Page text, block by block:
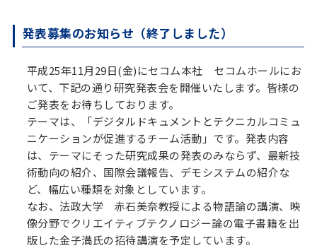
発表募集のお知らせ（終了しました）
平成25年11月29日(金)にセコム本社 セコムホールにお
いて、下記の通り研究発表会を開催いたします。皆様の
ご発表をお待ちしております。
テーマは、「デジタルドキュメントとテクニカルコミュ
ニケーションが促進するチーム活動」です。発表内容
は、テーマにそった研究成果の発表のみならず、最新技
術動向の紹介、国際会議報告、デモシステムの紹介な
ど、幅広い種類を対象としています。
なお、法政大学 赤石美奈教授による物語論の講演、映
像分野でクリエイティブテクノロジー論の電子書籍を出
版した金子満氏の招待講演を予定しています。